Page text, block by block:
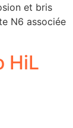
et bris
N6 associée
HiL